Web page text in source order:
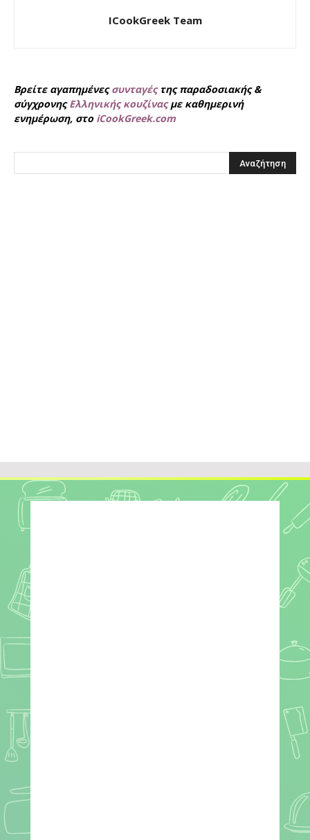
ICookGreek Team
Βρείτε αγαπημένεςσυνταγέςτης παραδοσιακής &
σύγχρονηςΕλληνικής κουζίναςμε καθημερινή
ενημέρωση, στο iCookGreek.com